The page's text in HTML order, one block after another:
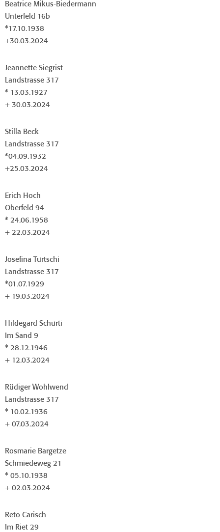
Beatrice Mikus-Biedermann
Unterfeld 16b
*17.10.1938
+30.03.2024
Jeannette Siegrist
Landstrasse 317
* 13.03.1927
+ 30.03.2024
Stilla Beck
Landstrasse 317
*04.09.1932
+25.03.2024
Erich Hoch
Oberfeld 94
* 24.06.1958
+ 22.03.2024
Josefina Turtschi
Landstrasse 317
*01.07.1929
+ 19.03.2024
Hildegard Schurti
Im Sand 9
* 28.12.1946
+ 12.03.2024
Rüdiger Wohlwend
Landstrasse 317
* 10.02.1936
+ 07.03.2024
Rosmarie Bargetze
Schmiedeweg 21
* 05.10.1938
+ 02.03.2024
Reto Carisch
Im Riet 29